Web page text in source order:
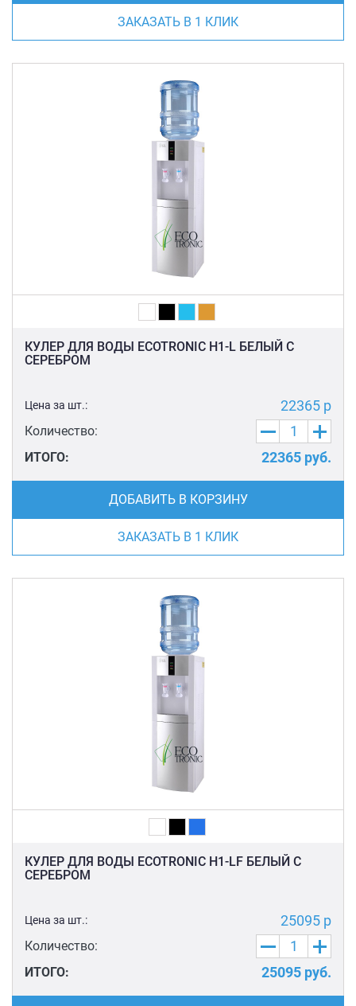
ЗАКАЗАТЬ В 1 КЛИК
КУЛЕР ДЛЯ ВОДЫ ECOTRONIC H1-L БЕЛЫЙ С
СЕРЕБРОМ
Цена за шт.: 22365 р
Количество:
ИТОГО:
22365 руб.
ДОБАВИТЬ В КОРЗИНУ
ЗАКАЗАТЬ В 1 КЛИК
КУЛЕР ДЛЯ ВОДЫ ECOTRONIC H1-LF БЕЛЫЙ С
СЕРЕБРОМ
Цена за шт.: 25095 р
Количество:
ИТОГО:
25095 руб.